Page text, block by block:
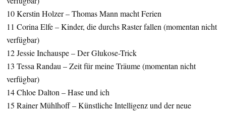
10 Kerstin Holzer – Thomas Mann macht Ferien
11 Corina Elfe – Kinder, die durchs Raster fallen (momentan nicht
verfügbar)
12 Jessie Inchauspe – Der Glukose-Trick
13 Tessa Randau – Zeit für meine Träume (momentan nicht
verfügbar)
14 Chloe Dalton – Hase und ich
15 Rainer Mühlhoff – Künstliche Intelligenz und der neue